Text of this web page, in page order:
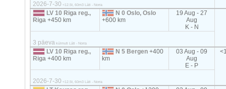
2026-7-30 <12.5t, 60m3 Läti - Norra
LV 10 Riga reg.,
Riga+450 km
N 0 Oslo, Oslo
+600 km
19 Aug - 27
Aug
K - N
3 päeva külmuti Läti - Norra
LV 10 Riga reg.,
Riga+400 km
N 5 Bergen+400
km
03 Aug - 09
Aug
E - P
2026-7-30 <12.5t, 60m3 Läti - Norra